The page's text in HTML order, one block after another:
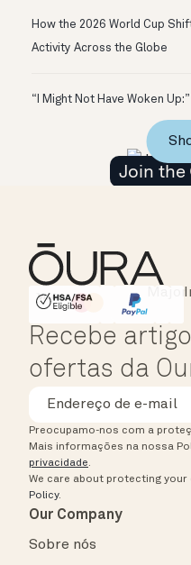
How the 2026 World Cup
Activity Across the Globe
“I Might Not Have Woken
Join the
HSA/FSA Eligible
Affirm
Recebe
ofertas da
Preocupamo-nos com a
Mais informações na nossa
privacidade.
We care about protecting your
Policy.
Our Company
Sobre nós